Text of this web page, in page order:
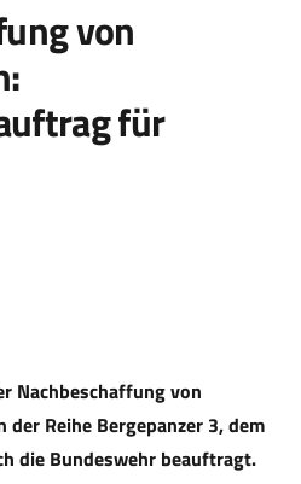
von
für
Nachbeschaffung von
der Reihe Bergepanzer 3, dem
die Bundeswehr beauftragt.